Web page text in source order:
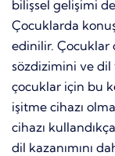
bilişsel gelişimi
Çocuklarda
edinilir. Çocuklar
sözdizimini ve dil
çocuklar için bu
işitme cihazı
cihazı
dil kazanımını